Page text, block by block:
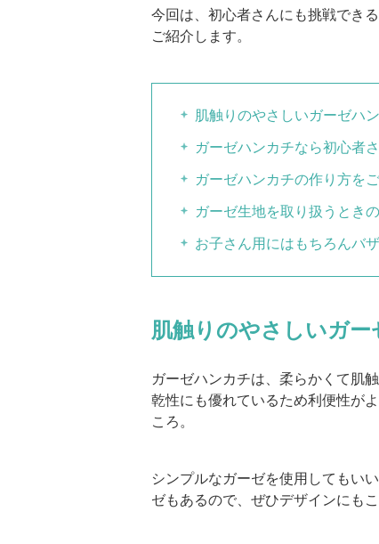
今回は、初心者さんにも挑戦でき
ご紹介します。
肌触りのやさしいガーゼハ
ガーゼハンカチなら初心者
ガーゼハンカチの作り方を
ガーゼ生地を取り扱うとき
お子さん用にはもちろんバ
肌触りのやさしいガー
ガーゼハンカチは、柔らかくて肌
乾性にも優れているため利便性が
ころ。
シンプルなガーゼを使用してもい
ゼもあるので、ぜひデザインにも